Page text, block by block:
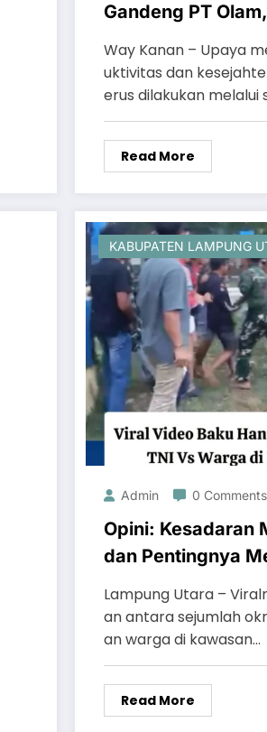
Gandeng PT
Menanga Siamang
Edukasi dan
Way Kanan – Upaya
uktivitas dan
erus dilakukan melalui
Read More
KABUPATEN LAMPUNG
Admin 0 Comments
Opini: Kesadaran
dan Pentingnya
Teguran Demi
Ketertiban
Lampung Utara –
an antara sejumlah
an warga di kawasan…
Read More